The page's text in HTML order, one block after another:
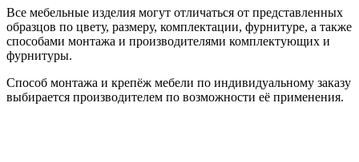
Все мебельные изделия могут отличаться от представленных
образцов по цвету, размеру, комплектации, фурнитуре, а также
способами монтажа и производителями комплектующих и
фурнитуры.
Способ монтажа и крепёж мебели по индивидуальному заказу
выбирается производителем по возможности её применения.